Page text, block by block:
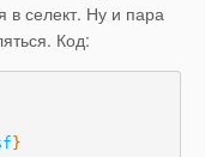
в селект. Ну и пара
Код:
}